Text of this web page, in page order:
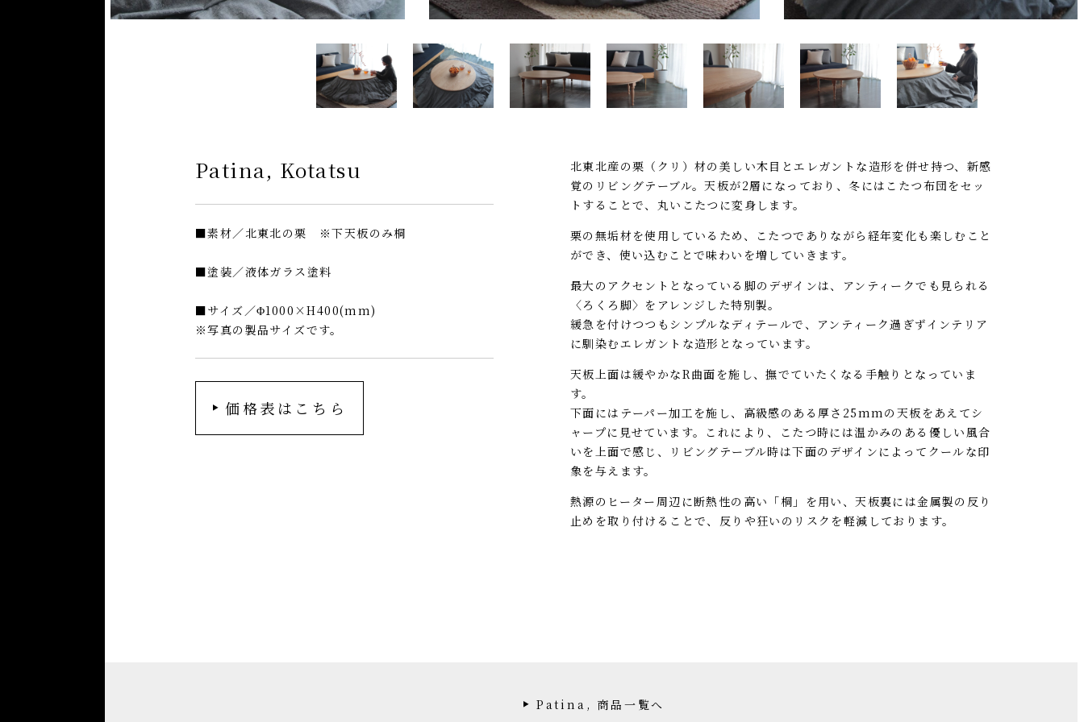
Patina, Kotatsu
■素材／北東北の栗 ※下天板のみ桐
■塗装／液体ガラス塗料
■サイズ／Φ1000×H400(mm)
※写真の製品サイズです。
価格表はこちら
北東北産の栗（クリ）材の美しい木目とエレガントな造形を併せ持つ、新感
覚のリビングテーブル。天板が2層になっており、冬にはこたつ布団をセッ
トすることで、丸いこたつに変身します。
栗の無垢材を使用しているため、こたつでありながら経年変化も楽しむこと
ができ、使い込むことで味わいを増していきます。
最大のアクセントとなっている脚のデザインは、アンティークでも見られる
〈ろくろ脚〉をアレンジした特別製。
緩急を付けつつもシンプルなディテールで、アンティーク過ぎずインテリア
に馴染むエレガントな造形となっています。
天板上面は緩やかなR曲面を施し、撫でていたくなる手触りとなっていま
す。
下面にはテーパー加工を施し、高級感のある厚さ25mmの天板をあえてシ
ャープに見せています。これにより、こたつ時には温かみのある優しい風合
いを上面で感じ、リビングテーブル時は下面のデザインによってクールな印
象を与えます。
熱源のヒーター周辺に断熱性の高い「桐」を用い、天板裏には金属製の反り
止めを取り付けることで、反りや狂いのリスクを軽減しております。
Patina, 商品一覧へ